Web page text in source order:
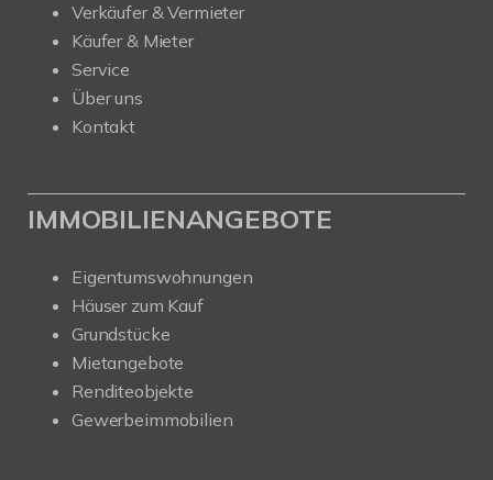
Verkäufer & Vermieter
Käufer & Mieter
Service
Über uns
Kontakt
IMMOBILIENANGEBOTE
Eigentumswohnungen
Häuser zum Kauf
Grundstücke
Mietangebote
Renditeobjekte
Gewerbeimmobilien